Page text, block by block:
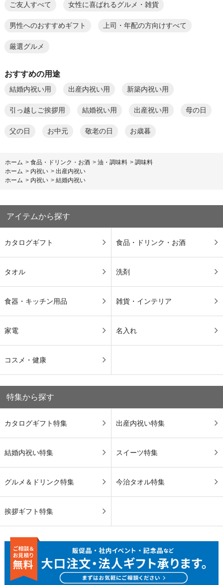
ご友人すべて 女性に喜ばれるグルメ・雑貨
男性へのおすすめギフト 上司・年配の方向けすべて
厳選グルメ
おすすめの用途
結婚内祝い用 出産内祝い用 新築内祝い用
引っ越しご挨拶用 結婚祝い用 出産祝い用 母の日
父の日 お中元 敬老の日 お歳暮
ホーム > 食品・ドリンク・お酒 > 油・調味料 > 調味料
ホーム > 内祝い > 出産内祝い
ホーム > 内祝い > 結婚内祝い
アイテムから探す
カタログギフト 食品・ドリンク・お酒
タオル 洗剤
食器・キッチン用品 雑貨・インテリア
家電 名入れ
コスメ・健康
特集から探す
カタログギフト特集 出産内祝い特集
結婚内祝い特集 スイーツ特集
グルメ＆ドリンク特集 今治タオル特集
挨拶ギフト特集